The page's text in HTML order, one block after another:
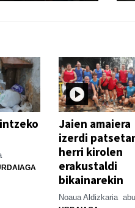
Jaien amaiera
izerdi
herri kirolen
erakustaldi
bikainarekin
Noaua Aldizkaria